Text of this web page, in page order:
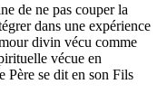
de ne pas couper la
dans une expérience
divin vécu comme
vécue en
Père se dit en son Fils